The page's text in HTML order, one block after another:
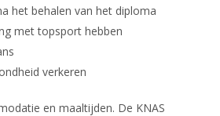
het behalen van het diploma
met topsport hebben
verkeren
en maaltijden. De KNAS